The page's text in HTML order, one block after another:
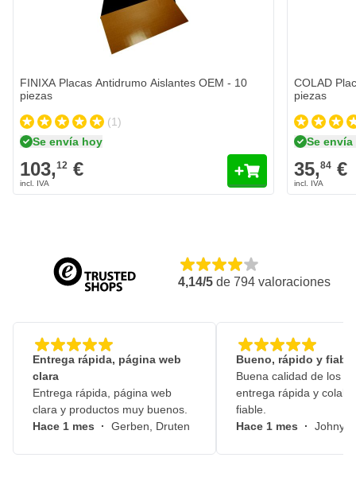
FINIXA Placas Antidrumo Aislantes OEM - 10
piezas
(1)
Se envía hoy
103,12 €
COLAD
piezas
Se
35,84 €
4,14/5 de 794 valoraciones
Entrega rápida, página web
clara
Entrega rápida, página web
clara y productos muy buenos.
Hace 1 mes · Gerben, Druten
Bueno, rápido y fiable
Buena calidad de los
entrega rápida y
fiable.
Hace 1 mes · Johny,